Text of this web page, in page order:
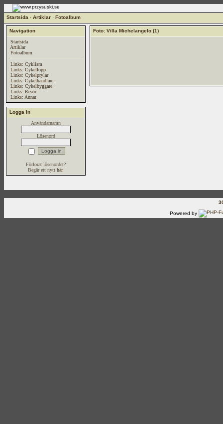
Startsida · Artiklar · Fotoalbum
Navigation
Startsida
Artiklar
Fotoalbum
Links: Cyklism
Links: Cykellopp
Links: Cykelprylar
Links: Cykelhandlare
Links: Cykelbyggare
Links: Resor
Links: Annat
Logga in
Användarnamn
Lösenord
Förlorat lösenordet?
Begär ett nytt här.
Foto: Villa Michelangelo (1)
Powered by